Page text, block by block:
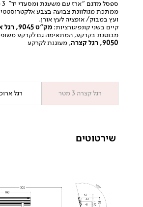
ממתכת מגולוונת צבועה בצבע
ועץ במבוק/ אופציה לעץ אורן.
קיים בשני קונפיגורציות: מק”ט 9045, רגל ארוכה,
מבוטנת בקרקע, המתאימה גם לקרקע
9050, רגל קצרה, מעוגנת לקרקע
רגל קצרה 3 מטר רגל ארוכה
שירטוטים